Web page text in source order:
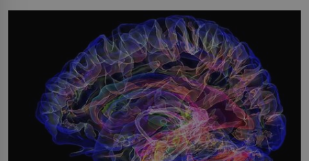
přízračná scéna znamená? Je jaro roku 1945, druhá
světová válka se chýlí ke konci. Jezero Stolpsee